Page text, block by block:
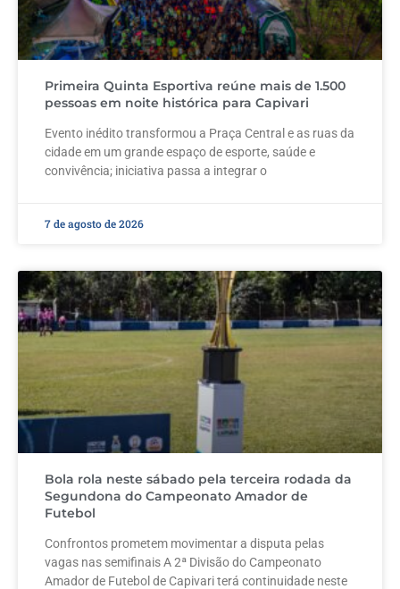
Primeira Quinta Esportiva reúne mais de 1.500
pessoas em noite histórica para Capivari
Evento inédito transformou a Praça Central e as ruas da
cidade em um grande espaço de esporte, saúde e
convivência; iniciativa passa a integrar o
7 de agosto de 2026
Bola rola neste sábado pela terceira rodada da
Segundona do Campeonato Amador de
Futebol
Confrontos prometem movimentar a disputa pelas
vagas nas semifinais A 2ª Divisão do Campeonato
Amador de Futebol de Capivari terá continuidade neste